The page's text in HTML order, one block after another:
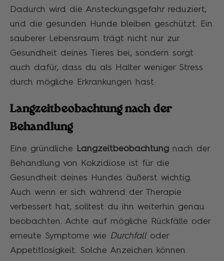
Dadurch wird die Ansteckungsgefahr reduziert,
und die gesunden Hunde bleiben geschützt. Ein
sauberer Lebensraum trägt nicht nur zur
Gesundheit deines Tieres bei, sondern sorgt
auch dafür, dass du als Halter weniger Stress
durch mögliche Erkrankungen hast.
Langzeitbeobachtung nach der
Behandlung
Eine gründliche Langzeitbeobachtung nach der
Behandlung von Kokzidiose ist für die
Gesundheit deines Hundes äußerst wichtig.
Auch wenn er sich während der Therapie
verbessert hat, solltest du ihn weiterhin genau
beobachten. Achte auf mögliche Rückfälle oder
erneute Symptome wie Durchfall oder
Appetitlosigkeit. Solche Anzeichen können